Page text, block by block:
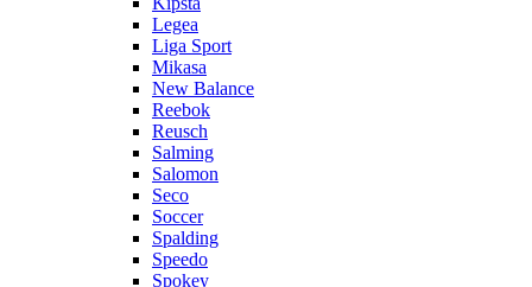
Legea
Liga Sport
Mikasa
New Balance
Reebok
Reusch
Salming
Salomon
Seco
Soccer
Spalding
Speedo
Spokey